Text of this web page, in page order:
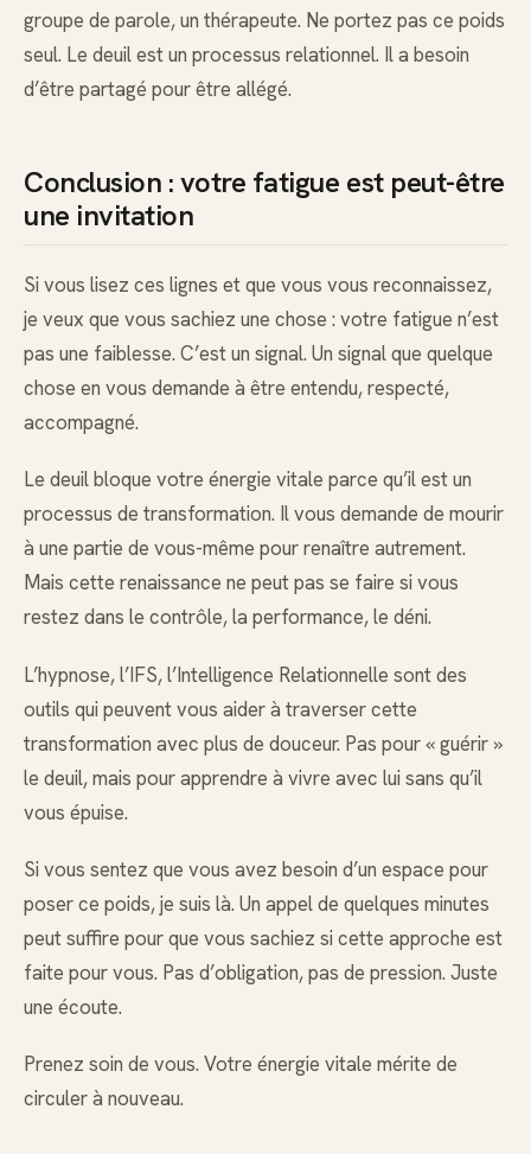
groupe de parole, un thérapeute. Ne portez pas ce poids
seul. Le deuil est un processus relationnel. Il a besoin
d’être partagé pour être allégé.
Conclusion : votre fatigue est peut-être
une invitation
Si vous lisez ces lignes et que vous vous reconnaissez,
je veux que vous sachiez une chose : votre fatigue n’est
pas une faiblesse. C’est un signal. Un signal que quelque
chose en vous demande à être entendu, respecté,
accompagné.
Le deuil bloque votre énergie vitale parce qu’il est un
processus de transformation. Il vous demande de mourir
à une partie de vous-même pour renaître autrement.
Mais cette renaissance ne peut pas se faire si vous
restez dans le contrôle, la performance, le déni.
L’hypnose, l’IFS, l’Intelligence Relationnelle sont des
outils qui peuvent vous aider à traverser cette
transformation avec plus de douceur. Pas pour « guérir »
le deuil, mais pour apprendre à vivre avec lui sans qu’il
vous épuise.
Si vous sentez que vous avez besoin d’un espace pour
poser ce poids, je suis là. Un appel de quelques minutes
peut suffire pour que vous sachiez si cette approche est
faite pour vous. Pas d’obligation, pas de pression. Juste
une écoute.
Prenez soin de vous. Votre énergie vitale mérite de
circuler à nouveau.